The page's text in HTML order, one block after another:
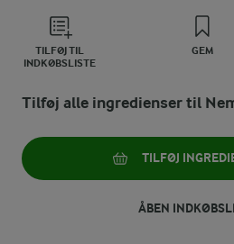
TILFØJ TIL
INDKØBSLISTE
GEM
Tilføj alle ingredienser til
TILFØJ
ÅBEN